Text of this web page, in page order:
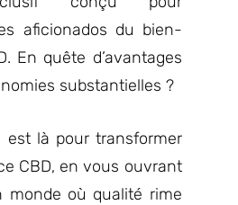
aficionados du bien-
En quête d’avantages
substantielles ?
est là pour transformer
CBD, en vous ouvrant
monde où qualité rime